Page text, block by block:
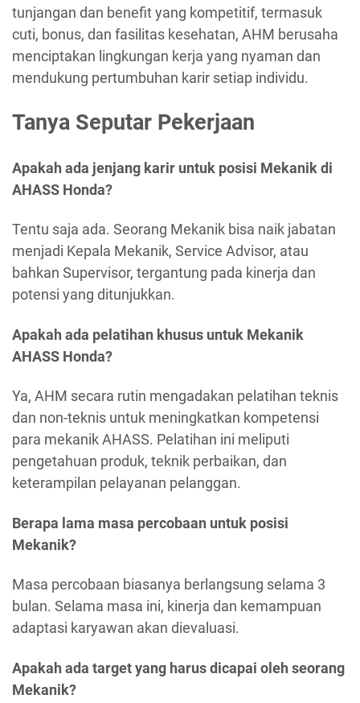
tunjangan dan benefit yang kompetitif, termasuk
cuti, bonus, dan fasilitas kesehatan, AHM berusaha
menciptakan lingkungan kerja yang nyaman dan
mendukung pertumbuhan karir setiap individu.
Tanya Seputar Pekerjaan
Apakah ada jenjang karir untuk posisi Mekanik di
AHASS Honda?
Tentu saja ada. Seorang Mekanik bisa naik jabatan
menjadi Kepala Mekanik, Service Advisor, atau
bahkan Supervisor, tergantung pada kinerja dan
potensi yang ditunjukkan.
Apakah ada pelatihan khusus untuk Mekanik
AHASS Honda?
Ya, AHM secara rutin mengadakan pelatihan teknis
dan non-teknis untuk meningkatkan kompetensi
para mekanik AHASS. Pelatihan ini meliputi
pengetahuan produk, teknik perbaikan, dan
keterampilan pelayanan pelanggan.
Berapa lama masa percobaan untuk posisi
Mekanik?
Masa percobaan biasanya berlangsung selama 3
bulan. Selama masa ini, kinerja dan kemampuan
adaptasi karyawan akan dievaluasi.
Apakah ada target yang harus dicapai oleh seorang
Mekanik?